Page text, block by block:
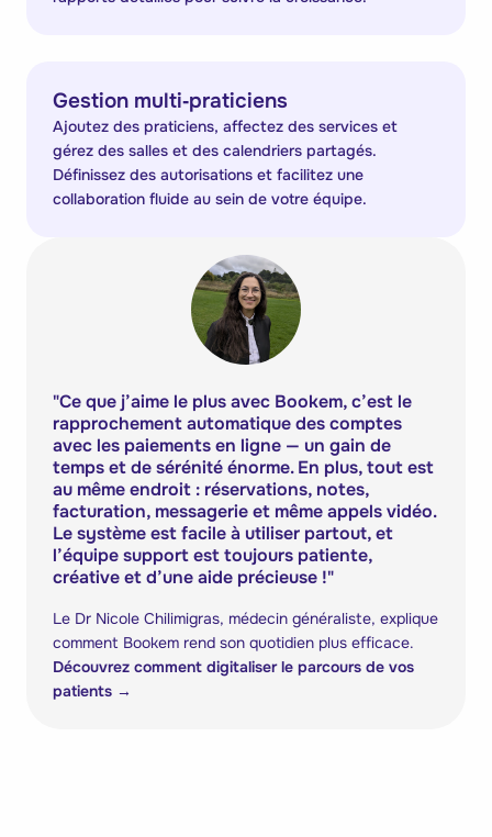
Gestion multi‑praticiens
Ajoutez des praticiens, affectez des services et
gérez des salles et des calendriers partagés.
Définissez des autorisations et facilitez une
collaboration fluide au sein de votre équipe.
"Ce que j’aime le plus avec Bookem, c’est le
rapprochement automatique des comptes
avec les paiements en ligne — un gain de
temps et de sérénité énorme. En plus, tout est
au même endroit : réservations, notes,
facturation, messagerie et même appels vidéo.
Le système est facile à utiliser partout, et
l’équipe support est toujours patiente,
créative et d’une aide précieuse !"
Le Dr Nicole Chilimigras, médecin généraliste, explique
comment Bookem rend son quotidien plus efficace.
Découvrez comment digitaliser le parcours de vos
patients →